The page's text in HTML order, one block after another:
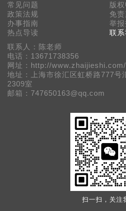
常见问题
政策法规
办事指南
热点导读
版
免责
举
联系
联系人：陈老师
电话：13671738356
网址：http://www.zhaijieshi.com/
地址：上海市徐汇区虹桥路777号
2309室
邮箱：747650163@qq.com
扫一扫，关注